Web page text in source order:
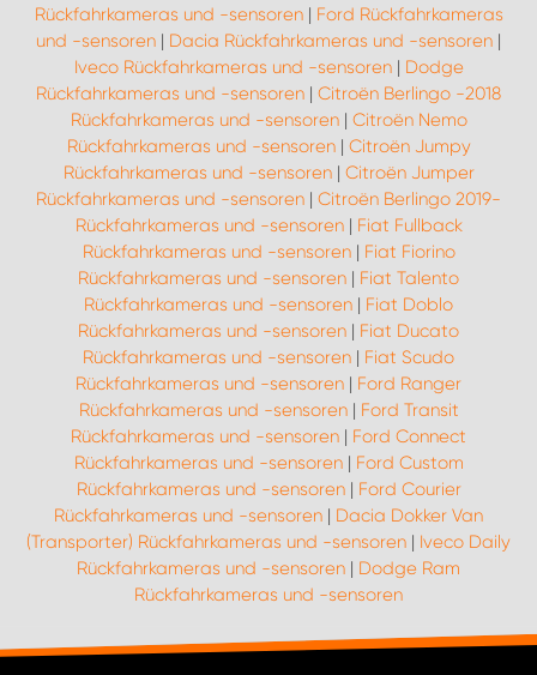
Rückfahrkameras und -sensoren| Ford Rückfahrkameras
und -sensoren | Dacia Rückfahrkameras und -sensoren |
Iveco Rückfahrkameras und -sensoren| Dodge
Rückfahrkameras und -sensoren | Citroën Berlingo -2018
Rückfahrkameras und -sensoren| Citroën Nemo
Rückfahrkameras und -sensoren| Citroën Jumpy
Rückfahrkameras und -sensoren| Citroën Jumper
Rückfahrkameras und -sensoren | Citroën Berlingo 2019-
Rückfahrkameras und -sensoren| Fiat Fullback
Rückfahrkameras und -sensoren| Fiat Fiorino
Rückfahrkameras und -sensoren | Fiat Talento
Rückfahrkameras und -sensoren | Fiat Doblo
Rückfahrkameras und -sensoren | Fiat Ducato
Rückfahrkameras und -sensoren | Fiat Scudo
Rückfahrkameras und -sensoren | Ford Ranger
Rückfahrkameras und -sensoren| Ford Transit
Rückfahrkameras und -sensoren | Ford Connect
Rückfahrkameras und -sensoren| Ford Custom
Rückfahrkameras und -sensoren| Ford Courier
Rückfahrkameras und -sensoren | Dacia Dokker Van
(Transporter) Rückfahrkameras und -sensoren | Iveco Daily
Rückfahrkameras und -sensoren | Dodge Ram
Rückfahrkameras und -sensoren